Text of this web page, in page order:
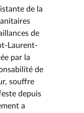
de la
de
Laurent-
par la
de
souffre
depuis
a